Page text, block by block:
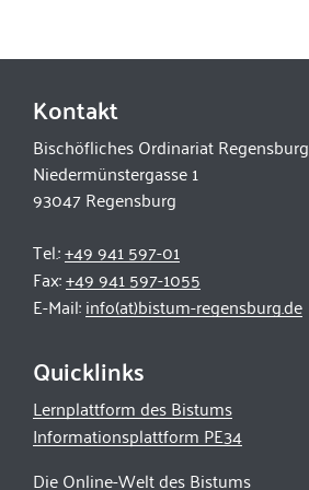
Kontakt
Bischöfliches Ordinariat Regensburg
Niedermünstergasse 1
93047 Regensburg
Tel.:+49 941 597-01
Fax:+49 941 597-1055
E-Mail:info(at)bistum-regensburg.de
Quicklinks
Lernplattform des Bistums
Informationsplattform PE34
Die Online-Welt des Bistums